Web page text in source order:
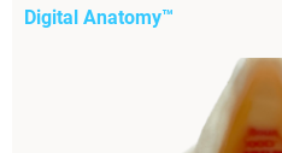
Digital Anatomy™